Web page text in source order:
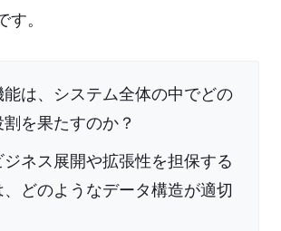
す。
能は、システム全体の中でどの
を果たすのか？
ネス展開や拡張性を担保する
、どのようなデータ構造が適切